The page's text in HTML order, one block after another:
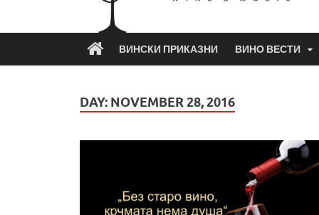
ВИНСКИ ПРИКАЗНИ ВИНО ВЕСТИ
DAY: NOVEMBER 28, 2016